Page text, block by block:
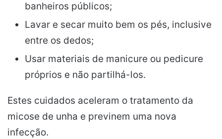
banheiros públicos;
Lavar e secar muito bem os pés, inclusive
entre os dedos;
Usar materiais de manicure ou pedicure
próprios e não partilhá-los.
Estes cuidados aceleram o tratamento da
micose de unha e previnem uma nova
infecção.